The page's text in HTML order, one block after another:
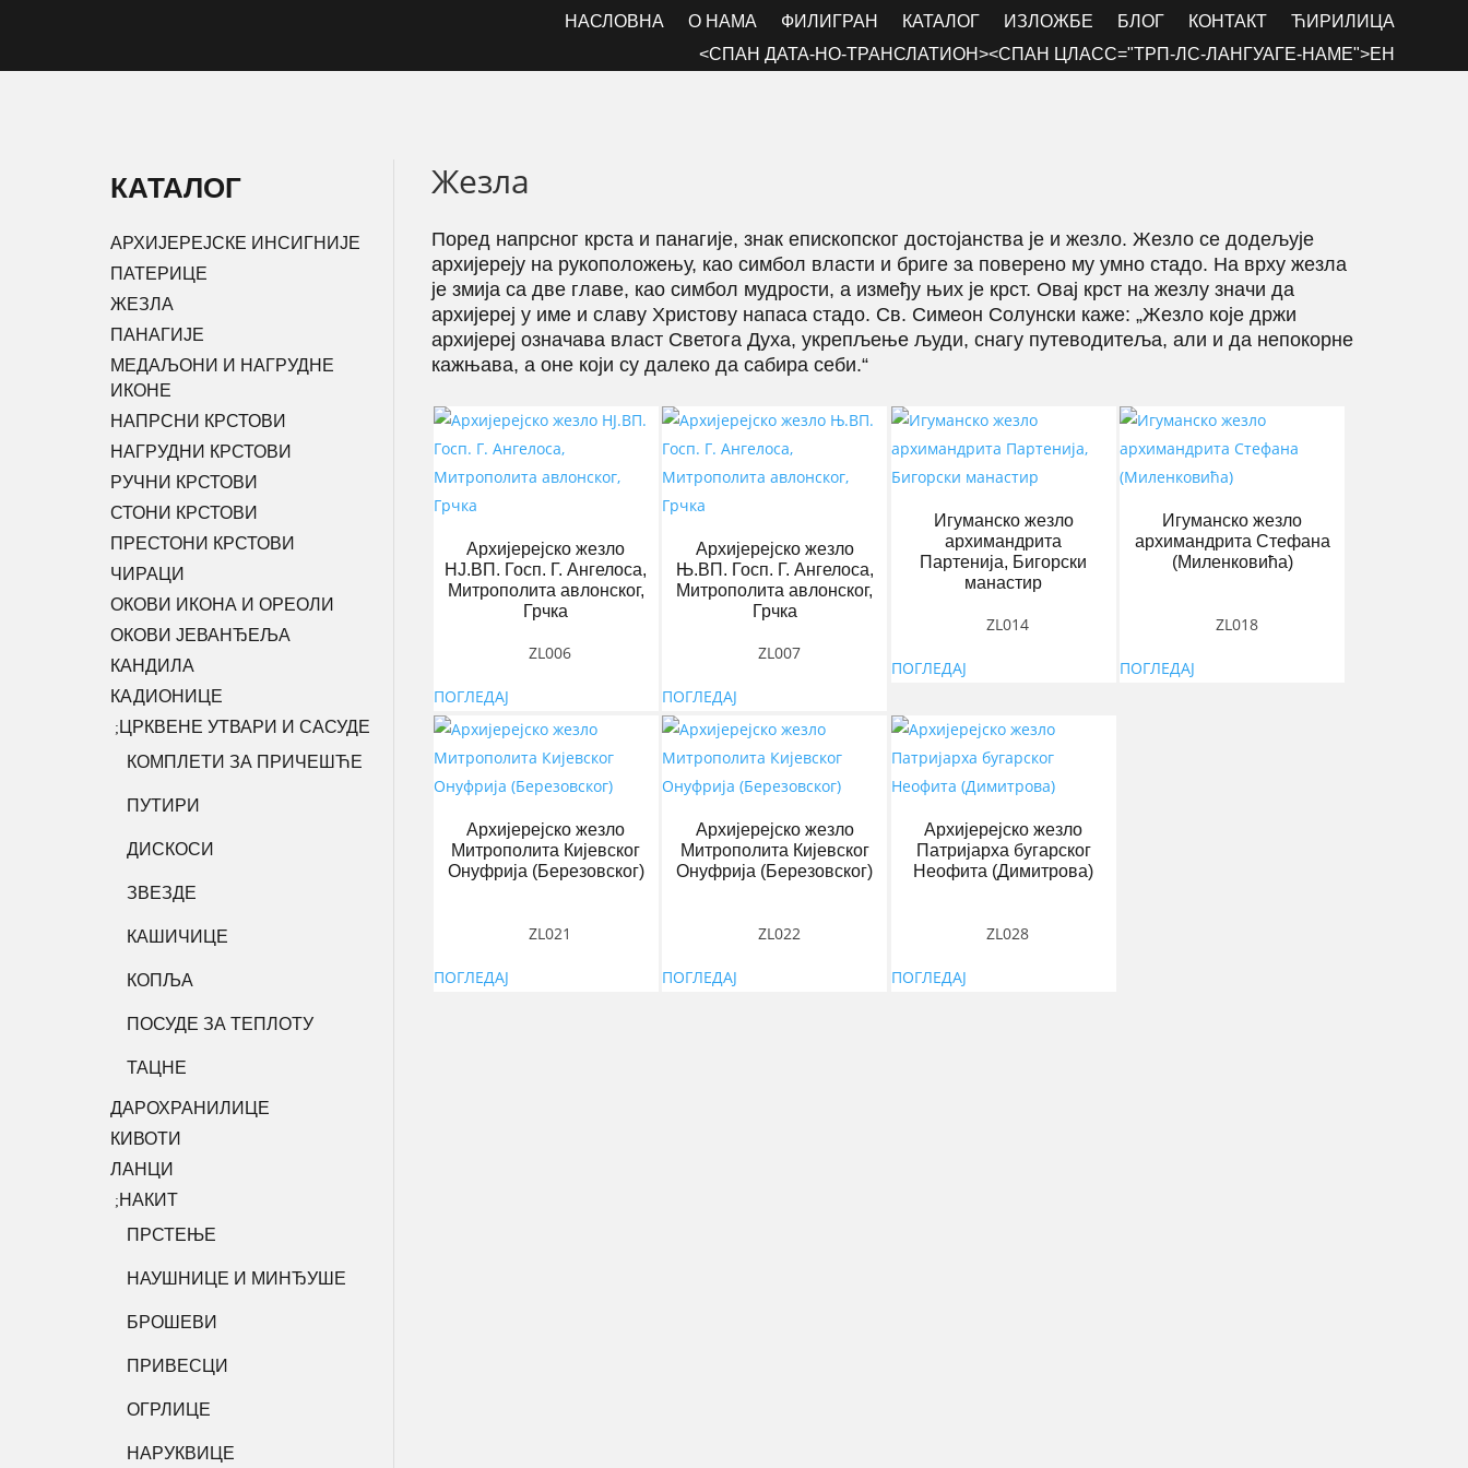
НАСЛОВНА О НАМА ФИЛИГРАН КАТАЛОГ ИЗЛОЖБЕ БЛОГ КОНТАКТ
ЋИРИЛИЦА
<СПАН ДАТА-НО-ТРАНСЛАТИОН><СПАН ЦЛАСС="ТРП-ЛС-ЛАНГУАГЕ-НАМЕ">ЕН
КАТАЛОГ
АРХИЈЕРЕЈСКЕ ИНСИГНИЈЕ
ПАТЕРИЦЕ
ЖЕЗЛА
ПАНАГИЈЕ
МЕДАЉОНИ И НАГРУДНЕ
ИКОНЕ
НАПРСНИ КРСТОВИ
НАГРУДНИ КРСТОВИ
РУЧНИ КРСТОВИ
СТОНИ КРСТОВИ
ПРЕСТОНИ КРСТОВИ
ЧИРАЦИ
ОКОВИ ИКОНА И ОРЕОЛИ
ОКОВИ ЈЕВАНЂЕЉА
КАНДИЛА
КАДИОНИЦЕ
; ЦРКВЕНЕ УТВАРИ И САСУДЕ
КОМПЛЕТИ ЗА ПРИЧЕШЋЕ
ПУТИРИ
ДИСКОСИ
ЗВЕЗДЕ
КАШИЧИЦЕ
КОПЉА
ПОСУДЕ ЗА ТЕПЛОТУ
ТАЦНЕ
ДАРОХРАНИЛИЦЕ
КИВОТИ
ЛАНЦИ
; НАКИТ
ПРСТЕЊЕ
НАУШНИЦЕ И МИНЂУШЕ
БРОШЕВИ
ПРИВЕСЦИ
ОГРЛИЦЕ
НАРУКВИЦЕ
Жезла
Поред напрсног крста и панагије, знак епископског достојанства је и жезло. Жезло се додељује
архијереју на рукоположењу, као симбол власти и бриге за поверено му умно стадо. На врху жезла
је змија са две главе, као симбол мудрости, а између њих је крст. Овај крст на жезлу значи да
архијереј у име и славу Христову напаса стадо. Св. Симеон Солунски каже: „Жезло које држи
архијереј означава власт Светога Духа, укрепљење људи, снагу путеводитеља, али и да непокорне
кажњава, а оне који су далеко да сабира себи.“
Архијерејско жезло
НЈ.ВП. Госп. Г. Ангелоса,
Митрополита авлонског,
Грчка
ZL006
ПОГЛЕДАЈ
Архијерејско жезло
Њ.ВП. Госп. Г. Ангелоса,
Митрополита авлонског,
Грчка
ZL007
ПОГЛЕДАЈ
Игуманско жезло
архимандрита
Партенија, Бигорски
манастир
ZL014
ПОГЛЕДАЈ
Игуманско жезло
архимандрита Стефана
(Миленковића)
ZL018
ПОГЛЕДАЈ
Архијерејско жезло
Митрополита Кијевског
Онуфрија (Березовског)
ZL021
ПОГЛЕДАЈ
Архијерејско жезло
Митрополита Кијевског
Онуфрија (Березовског)
ZL022
ПОГЛЕДАЈ
Архијерејско жезло
Патријарха бугарског
Неофита (Димитрова)
ZL028
ПОГЛЕДАЈ